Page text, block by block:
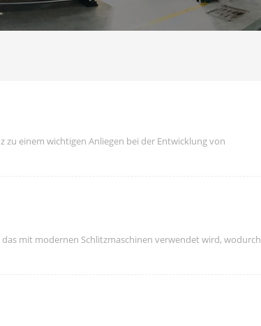
einem wichtigen Anliegen bei der Entwicklung von
mit modernen Schlitzmaschinen verwendet wird, wodurch